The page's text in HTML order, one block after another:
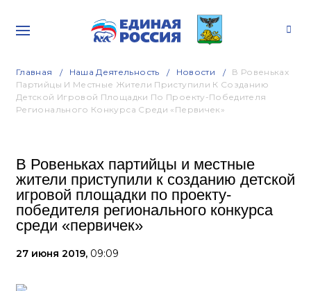
Главная Наша Деятельность Новости
В Ровеньках
Партийцы И Местные Жители Приступили К Созданию
Детской Игровой Площадки По Проекту-Победителя
Регионального Конкурса Среди «первичек»
В Ровеньках партийцы и местные
жители приступили к созданию детской
игровой площадки по проекту-
победителя регионального конкурса
среди «первичек»
27 июня 2019, 09:09